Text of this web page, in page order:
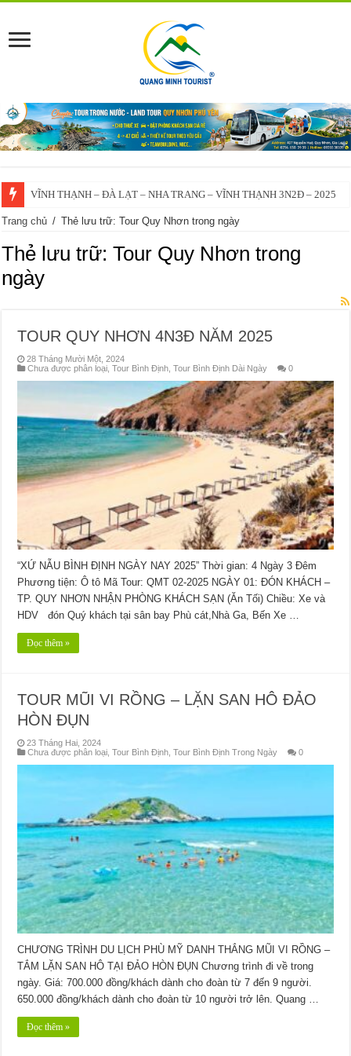
VĨNH THẠNH – ĐÀ LẠT – NHA TRANG – VĨNH THẠNH 3N2Đ – 2025
Trang chủ / Thẻ lưu trữ: Tour Quy Nhơn trong ngày
Thẻ lưu trữ:Tour Quy Nhơn trong
ngày
TOUR QUY NHƠN 4N3Đ NĂM 2025
28 Tháng Mười Một, 2024
Chưa được phân loại,Tour Bình Định,Tour Bình Định Dài Ngày 0
“XỨ NẪU BÌNH ĐỊNH NGÀY NAY 2025” Thời gian: 4 Ngày 3 Đêm
Phương tiện: Ô tô Mã Tour: QMT 02-2025 NGÀY 01: ĐÓN KHÁCH –
TP. QUY NHƠN NHẬN PHÒNG KHÁCH SẠN (Ăn Tối) Chiều: Xe và
HDV đón Quý khách tại sân bay Phù cát,Nhà Ga, Bến Xe …
Đọc thêm »
TOUR MŨI VI RỒNG – LẶN SAN HÔ ĐẢO
HÒN ĐỤN
23 Tháng Hai, 2024
Chưa được phân loại ,Tour Bình Định ,Tour Bình Định Trong Ngày 0
CHƯƠNG TRÌNH DU LỊCH PHÙ MỸ DANH THẮNG MŨI VI RỒNG –
TẮM LẶN SAN HÔ TẠI ĐẢO HÒN ĐỤN Chương trình đi về trong
ngày. Giá: 700.000 đồng/khách dành cho đoàn từ 7 đến 9 người.
650.000 đồng/khách dành cho đoàn từ 10 người trở lên. Quang …
Đọc thêm »